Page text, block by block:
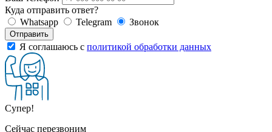
Куда отправить ответ?
Whatsapp
Telegram Звонок
Отправить
Я соглашаюсь с политикой обработки данных
Супер!
Сейчас перезвоним